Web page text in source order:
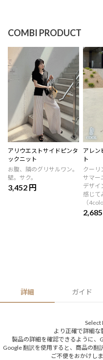
COMBI PRODUCT
アリウエストサイドピンタ
ックニット
お腹、隣のグリサルワン。
壁。サク。
3,452 円
アレン
ト
クーリ
サマー
デザイ
感じて
（
2,685
詳細 ガイド
Select
より正確で詳細な
製品の詳細を確認できるように、
Google 翻訳を使用すると、商品の翻
ご不便をおかけし